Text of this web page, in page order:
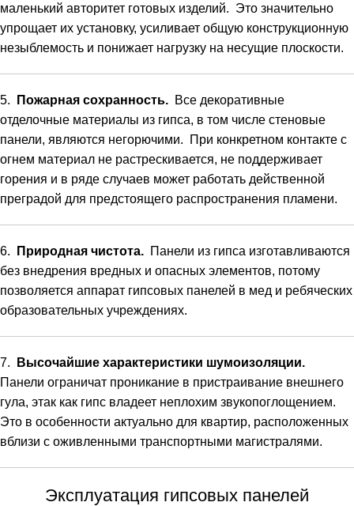
маленький авторитет готовых изделий. Это значительно
упрощает их установку, усиливает общую конструкционную
незыблемость и понижает нагрузку на несущие плоскости.
5. Пожарная сохранность. Все декоративные
отделочные материалы из гипса, в том числе стеновые
панели, являются негорючими. При конкретном контакте с
огнем материал не растрескивается, не поддерживает
горения и в ряде случаев может работать действенной
преградой для предстоящего распространения пламени.
6. Природная чистота. Панели из гипса изготавливаются
без внедрения вредных и опасных элементов, потому
позволяется аппарат гипсовых панелей в мед и ребяческих
образовательных учреждениях.
7. Высочайшие характеристики шумоизоляции.
Панели ограничат проникание в пристраивание внешнего
гула, этак как гипс владеет неплохим звукопоглощением.
Это в особенности актуально для квартир, расположенных
вблизи с оживленными транспортными магистралями.
Эксплуатация гипсовых панелей